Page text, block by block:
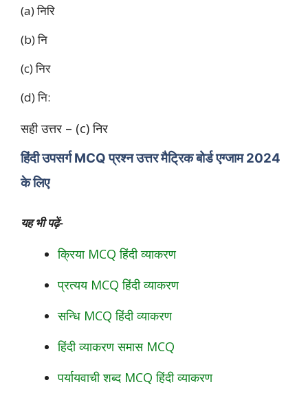
(a) निरि
(b) नि
(c) निर
(d) नि:
सही उत्तर – (c) निर
हिंदी उपसर्गMCQ प्रश्न उत्तर मैट्रिक बोर्ड एग्जाम 2024
के लिए
यह भी पढ़ें-
क्रिया MCQ हिंदी व्याकरण
प्रत्यय MCQ हिंदी व्याकरण
सन्धि MCQ हिंदी व्याकरण
हिंदी व्याकरण समास MCQ
पर्यायवाची शब्द MCQ हिंदी व्याकरण